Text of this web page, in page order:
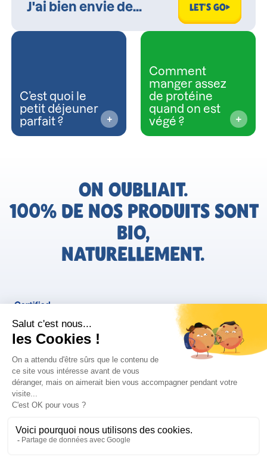
LET'S GO
C’est quoi le
petit déjeuner
parfait ?
Comment
manger assez
de protéine
quand on est
végé ?
ON OUBLIAIT.
100% DE NOS PRODUITS SONT
BIO,
NATURELLEMENT.
FR
Bjorg pour les pros
Politique de confidentialité
Instagram Facebook
Retrouvez les informations AGEC de nos produits sur le site